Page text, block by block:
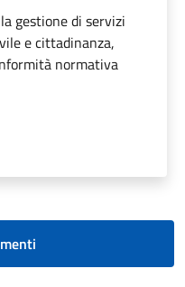
gestione di servizi
e cittadinanza,
normativa